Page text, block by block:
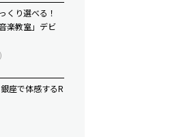
くり選べる！
楽教室」デビ
座で体感するR